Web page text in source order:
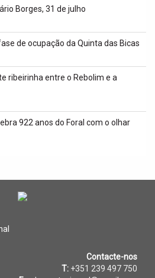
Borges, 31 de julho
de ocupação da Quinta das Bicas
ribeirinha entre o Rebolim e a
922 anos do Foral com o olhar
Contacte-nos
T: +351 239 497 750